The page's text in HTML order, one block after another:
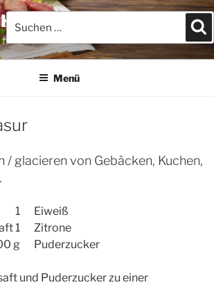
JEDEFRAU & JEDERMANN
Suchen
nach:
Menü
/ glacieren von Gebäcken, Kuchen,
1
Eiweiß
1
Zitrone
g
Puderzucker
und Puderzucker zu einer